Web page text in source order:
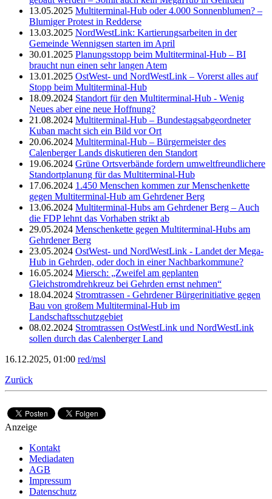
13.05.2025 Multiterminal-Hub oder 4.000 Sonnenblumen? –
Blumiger Protest in Redderse
13.03.2025 NordWestLink: Kartierungsarbeiten in der
Gemeinde Wennigsen starten im April
30.01.2025 Planungsstopp beim Multiterminal-Hub – BI
braucht nun einen sehr langen Atem
13.01.2025 OstWest- und NordWestLink – Vorerst alles auf
Stopp beim Multiterminal-Hub
18.09.2024 Standort für den Multiterminal-Hub - Wenig
Neues aber eine neue Hoffnung?
21.08.2024 Multiterminal-Hub – Bundestagsabgeordneter
Kuban macht sich ein Bild vor Ort
20.06.2024 Multiterminal-Hub – Bürgermeister des
Calenberger Lands diskutieren den Standort
19.06.2024 Grüne Ortsverbände fordern umweltfreundlichere
Standortplanung für das Multiterminal-Hub
17.06.2024 1.450 Menschen kommen zur Menschenkette
gegen Multiterminal-Hub am Gehrdener Berg
13.06.2024 Multiterminal-Hubs am Gehrdener Berg – Auch
die FDP lehnt das Vorhaben strikt ab
29.05.2024 Menschenkette gegen Multiterminal-Hubs am
Gehrdener Berg
23.05.2024 OstWest- und NordWestLink - Landet der Mega-
Hub in Gehrden, oder doch in einer Nachbarkommune?
16.05.2024 Miersch: „Zweifel am geplanten
Gleichstromdrehkreuz bei Gehrden ernst nehmen“
18.04.2024 Stromtrassen - Gehrdener Bürgerinitiative gegen
Bau von großem Multiterminal-Hub im
Landschaftsschutzgebiet
08.02.2024 Stromtrassen OstWestLink und NordWestLink
sollen durch das Calenberger Land
16.12.2025, 01:00 red/msl
Zurück
Anzeige
Kontakt
Mediadaten
AGB
Impressum
Datenschutz